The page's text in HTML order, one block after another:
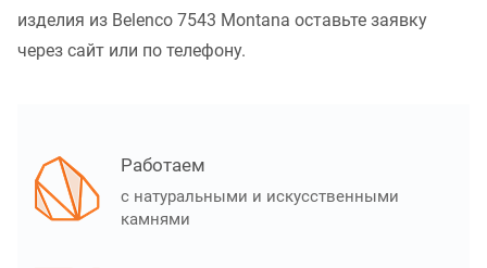
изделия из Belenco 7543 Montana оставьте заявку
через сайт или по телефону.
Работаем
с натуральными и искусственными
камнями